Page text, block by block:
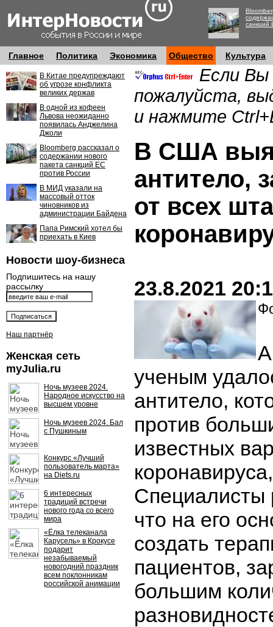
санкций
Главное Политика Экономика Общество Культура
В Китае предупреждают
об угрозе конфликта
великих держав
В одной из кофеен
Львова неожиданно
появилась Анджелина
Джоли
Bloomberg рассказал о
содержании нового
пакета санкций ЕС
против России
В МИД указали на
массовый отток
чиновников из
администрации Байдена
Папа Римский хотел бы
приехать в Киев
Новости шоу-бизнеса
Подпишитесь на нашу
рассылку
Наш партнёр
Женская сеть
myJulia.ru
Ночь музеев 2024.
Народное искусство на
высшем уровне
Ночь музеев 2024. Бал
с Пушкиным
Конкурс «Лучший
пользователь марта»
на Diets.ru
6 интересных
традиций встречи
нового года со всего
мира
«Ёлка телеканала
Карусель» в Крокусе
подарит
незабываемый
новогодний праздник
всем поклонникам
российской анимации
Если Вы
пожалуйста,
и нажмите
В США
антитело,
от всех
23.8.2021
ученым
антитело,
против
известных
Специалисты
что на его
создать
пациентов,
большим